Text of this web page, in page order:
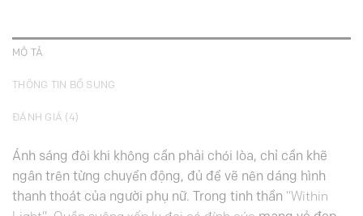
MÔ TẢ
THÔNG TIN BỔ SUNG
ĐÁNH GIÁ (4)
Ánh sáng đôi khi không cần phải chói lòa, chỉ cần khẽ
ngân trên từng chuyển động, đủ để vẽ nên dáng hình
thanh thoát của người phụ nữ. Trong tinh thần “Within